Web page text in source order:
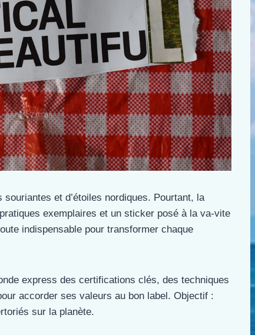
et d’étoiles nordiques. Pourtant, la
exemplaires et un sticker posé à la va-vite
indispensable pour transformer chaque
express des certifications clés, des techniques
accorder ses valeurs au bon label. Objectif :
sur la planète.